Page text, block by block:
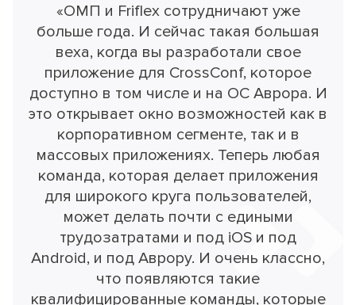
«ОМП и Friflex сотрудничают уже
больше года. И сейчас такая большая
веха, когда вы разработали свое
приложение для CrossConf, которое
доступно в том числе и на ОС Аврора. И
это открывает окно возможностей как в
корпоративном сегменте, так и в
массовых приложениях. Теперь любая
команда, которая делает приложения
для широкого круга пользователей,
может делать почти с едиными
трудозатратами и под iOS и под
Android, и под Аврору. И очень классно,
что появляются такие
квалифицированные команды, которые